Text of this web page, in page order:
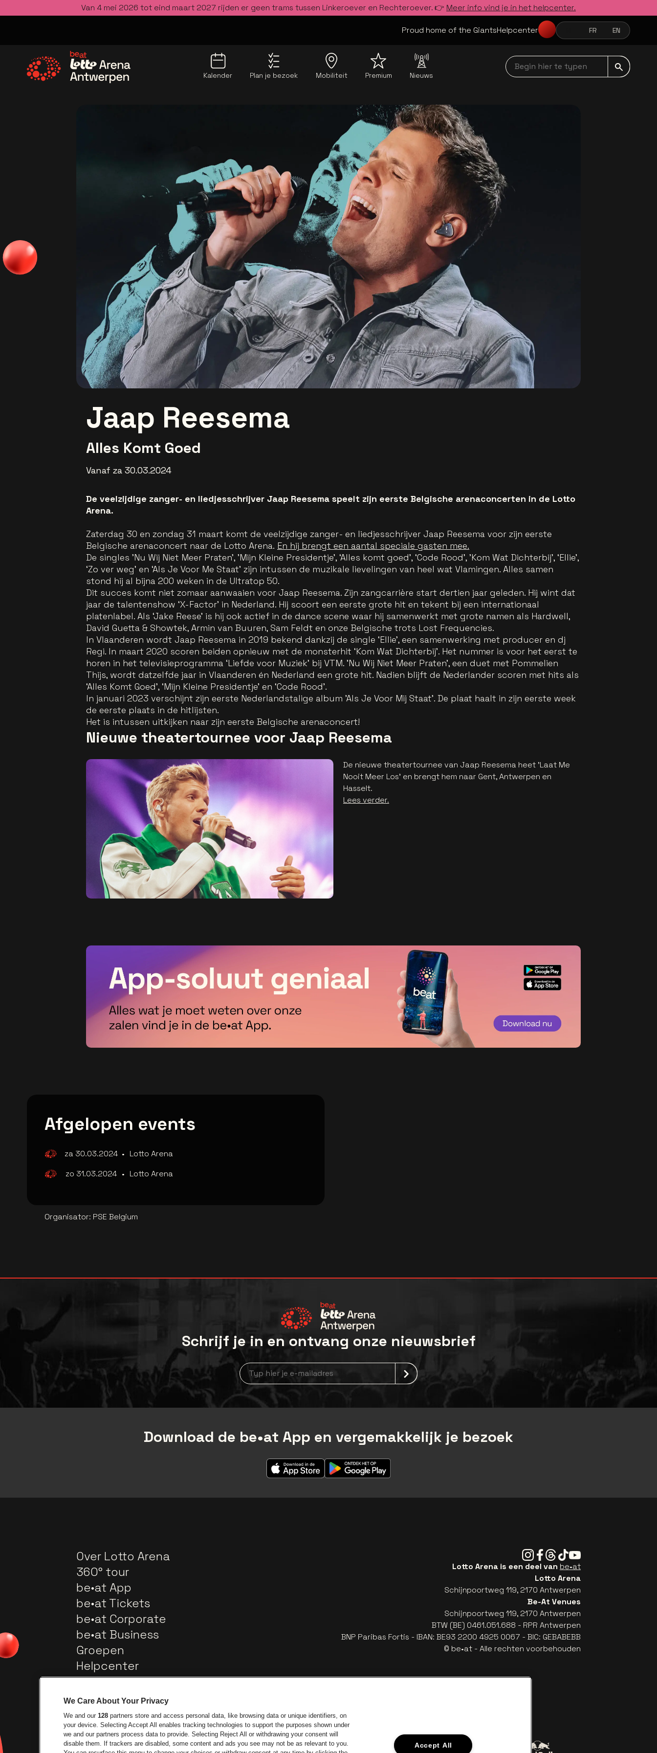
Van 4 mei 2026 tot eind maart 2027 rijden er geen trams tussen Linkeroever en Rechteroever. 👉 Meer info vind je in het helpcenter.
Proud home of the GiantsHelpcenter NEDERLANDSFRANÇAIS
FR ENGLISH
EN
Kalender Plan je bezoek Mobiliteit Premium Nieuws
Begin hier te typen navbar
Jaap Reesema
Alles Komt Goed
Vanaf za 30.03.2024
De veelzijdige zanger- en liedjesschrijver Jaap Reesema speelt zijn eerste Belgische arenaconcerten in de Lotto
Arena.
Zaterdag 30 en zondag 31 maart komt de veelzijdige zanger- en liedjesschrijver Jaap Reesema voor zijn eerste
Belgische arenaconcert naar de Lotto Arena. En hij brengt een aantal speciale gasten mee.
De singles 'Nu Wij Niet Meer Praten', 'Mijn Kleine Presidentje', ‘Alles komt goed’, ‘Code Rood’, 'Kom Wat Dichterbij', ‘Ellie’,
‘Zo ver weg’ en ‘Als Je Voor Me Staat’ zijn intussen de muzikale lievelingen van heel wat Vlamingen. Alles samen
stond hij al bijna 200 weken in de Ultratop 50.
Dit succes komt niet zomaar aanwaaien voor Jaap Reesema. Zijn zangcarrière start dertien jaar geleden. Hij wint dat
jaar de talentenshow ‘X-Factor’ in Nederland. Hij scoort een eerste grote hit en tekent bij een internationaal
platenlabel. Als ‘Jake Reese’ is hij ook actief in de dance scene waar hij samenwerkt met grote namen als Hardwell,
David Guetta & Showtek, Armin van Buuren, Sam Feldt en onze Belgische trots Lost Frequencies.
In Vlaanderen wordt Jaap Reesema in 2019 bekend dankzij de single ‘Ellie’, een samenwerking met producer en dj
Regi. In maart 2020 scoren beiden opnieuw met de monsterhit ‘Kom Wat Dichterbij’. Het nummer is voor het eerst te
horen in het televisieprogramma ‘Liefde voor Muziek’ bij VTM. 'Nu Wij Niet Meer Praten', een duet met Pommelien
Thijs, wordt datzelfde jaar in Vlaanderen én Nederland een grote hit. Nadien blijft de Nederlander scoren met hits als
‘Alles Komt Goed’, ‘Mijn Kleine Presidentje’ en ‘Code Rood’.
In januari 2023 verschijnt zijn eerste Nederlandstalige album 'Als Je Voor Mij Staat'. De plaat haalt in zijn eerste week
de eerste plaats in de hitlijsten.
Het is intussen uitkijken naar zijn eerste Belgische arenaconcert!
Nieuwe theatertournee voor Jaap Reesema
De nieuwe theatertournee van Jaap Reesema heet 'Laat Me
Nooit Meer Los' en brengt hem naar Gent, Antwerpen en
Hasselt.
Lees verder.
Afgelopen events
za 30.03.2024 • Lotto Arena
zo 31.03.2024 • Lotto Arena
Organisator: PSE Belgium
Schrijf je in en ontvang onze nieuwsbrief
Nieuwsbrief aanmelding
Download de be•at App en vergemakkelijk je bezoek
Over Lotto Arena
360° tour
be•at App
be•at Tickets
be•at Corporate
be•at Business
Groepen
Helpcenter
Contact
Instagram
Facebook
Threads
TiktokYoutube
Lotto Arena is een deel van be•at
Lotto Arena
Schijnpoortweg 119, 2170 Antwerpen
Be-At Venues
Schijnpoortweg 119, 2170 Antwerpen
BTW (BE) 0461.051.688 - RPR Antwerpen
BNP Paribas Fortis - IBAN: BE93 2200 4925 0067 - BIC: GEBABEBB
© be•at - Alle rechten voorbehouden
We Care About Your Privacy
We and our 128 partners store and access personal data, like browsing data or unique identifiers, on
your device. Selecting Accept All enables tracking technologies to support the purposes shown under
we and our partners process data to provide. Selecting Reject All or withdrawing your consent will
disable them. If trackers are disabled, some content and ads you see may not be as relevant to you.
Accept All